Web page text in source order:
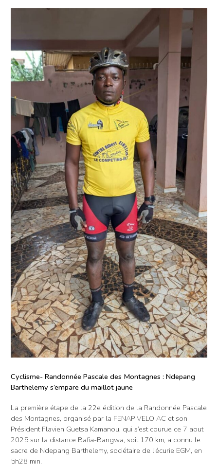
Cyclisme- Randonnée Pascale des Montagnes : Ndepang
Barthelemy s’empare du maillot jaune
La première étape de la 22e édition de la Randonnée Pascale
des Montagnes, organisé par la FENAP VELO AC et son
Président Flavien Guetsa Kamanou, qui s’est courue ce 7 aout
2025 sur la distance Bafia-Bangwa, soit 170 km, a connu le
sacre de Ndepang Barthelemy, sociétaire de l’écurie EGM, en
5h28 min.